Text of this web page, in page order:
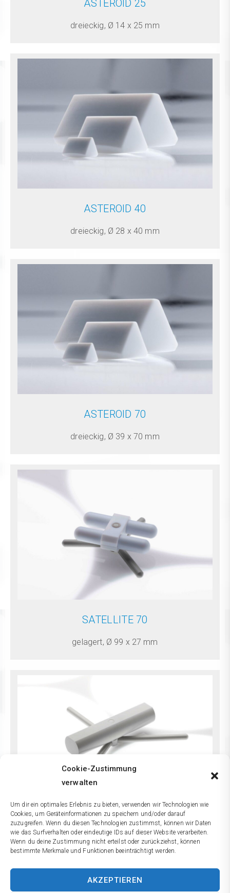
Cookie-Zustimmung
verwalten
Um dir ein optimales Erlebnis zu bieten, verwenden wir Technologien wie
Cookies, um Geräteinformationen zu speichern und/oder darauf
zuzugreifen. Wenn du diesen Technologien zustimmst, können wir Daten
wie das Surfverhalten oder eindeutige IDs auf dieser Website verarbeiten.
Wenn du deine Zustimmung nicht erteilst oder zurückziehst, können
bestimmte Merkmale und Funktionen beeinträchtigt werden.
AKZEPTIEREN
ASTEROID 25
dreieckig, Ø 14 x 25 mm
ASTEROID 40
dreieckig, Ø 28 x 40 mm
ASTEROID 70
dreieckig, Ø 39 x 70 mm
SATELLITE 70
gelagert, Ø 99 x 27 mm
SATELLITE 140
gelagert, Ø 227 x 40 mm